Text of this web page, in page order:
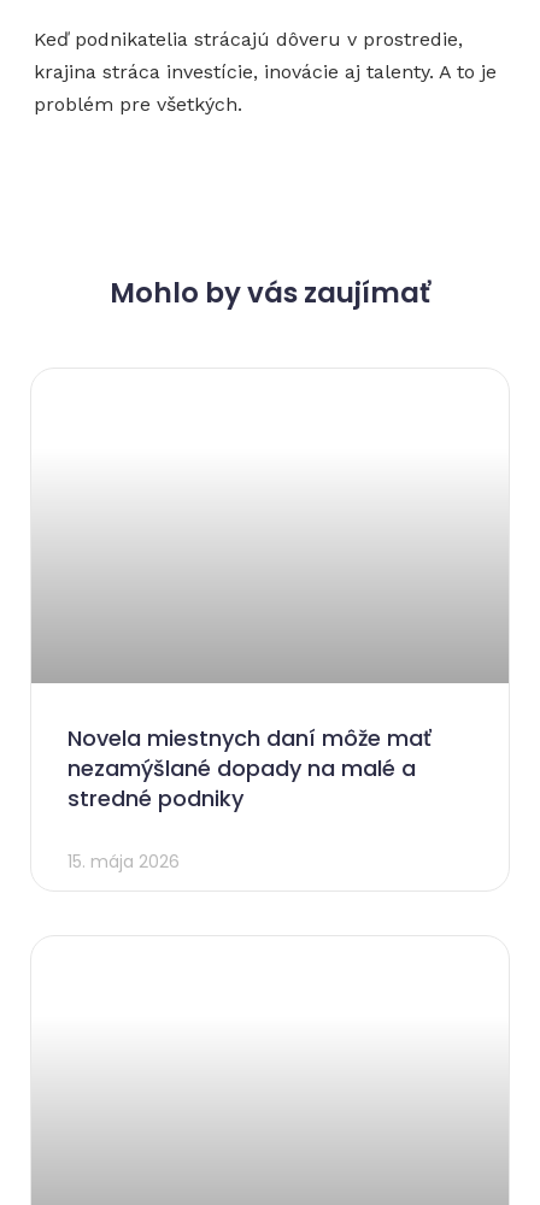
Keď podnikatelia strácajú dôveru v prostredie,
krajina stráca investície, inovácie aj talenty. A to je
problém pre všetkých.
Mohlo by vás zaujímať
Novela miestnych daní môže mať
nezamýšlané dopady na malé a
stredné podniky
15. mája 2026